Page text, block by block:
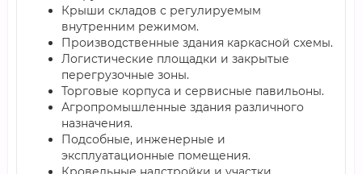
Крыши складов с регулируемым
внутренним режимом.
Производственные здания каркасной схемы.
Логистические площадки и закрытые
перегрузочные зоны.
Торговые корпуса и сервисные павильоны.
Агропромышленные здания различного
назначения.
Подсобные, инженерные и
эксплуатационные помещения.